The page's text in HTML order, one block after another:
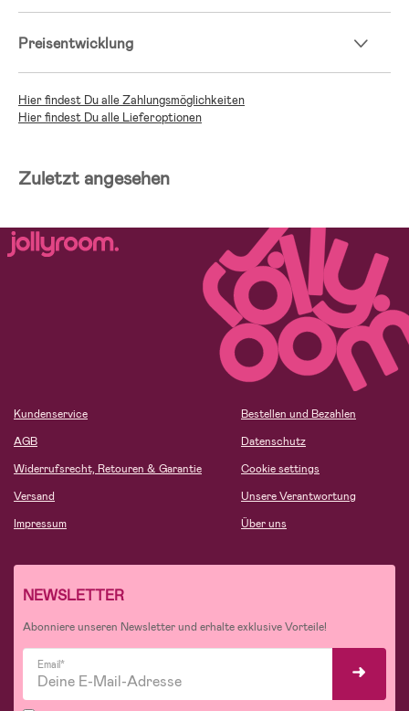
Preisentwicklung
Hier findest Du alle Zahlungsmöglichkeiten
Hier findest Du alle Lieferoptionen
Zuletzt angesehen
Kundenservice
AGB
Widerrufsrecht, Retouren & Garantie
Versand
Impressum
Bestellen und Bezahlen
Datenschutz
Cookie settings
Unsere Verantwortung
Über uns
NEWSLETTER
Abonniere unseren Newsletter und erhalte exklusive Vorteile!
Email*